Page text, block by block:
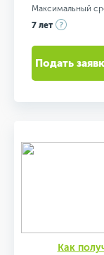
Максимальный
7 лет
Подать
Как